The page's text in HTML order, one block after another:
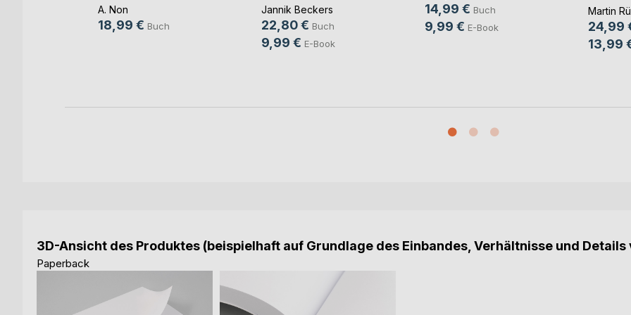
A. Non
18,99 € Buch
Jannik Beckers
22,80 € Buch
9,99 € E-Book
14,99 € Buch
9,99 € E-Book
Martin
24,99
13,99
3D-Ansicht des Produktes (beispielhaft auf Grundlage des Einbandes, Verhältnisse und
Paperback